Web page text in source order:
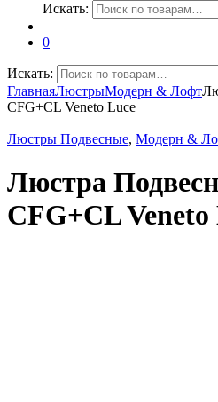
Искать:
0
Искать:
ГлавнаяЛюстрыМодерн & Лофт
CFG+CL Veneto Luce
Люстры Подвесные, Модерн &
Люстра
CFG+CL Veneto